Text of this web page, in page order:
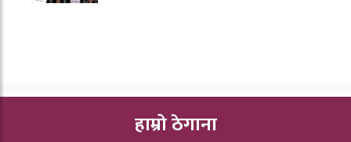
हाम्रो ठेगाना